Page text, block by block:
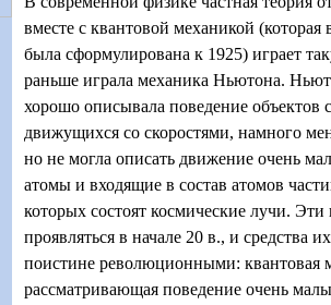
вместе с квантовой механикой (которая
была сформулирована к 1925) играет
раньше играла механика Ньютона.
хорошо описывала поведение объектов
движущихся со скоростями, намного
но не могла описать движение очень
атомы и входящие в состав атомов
которых состоят космические лучи. Эти
проявляться в начале 20 в., и средства
поистине революционными: квантовая
рассматривающая поведение очень